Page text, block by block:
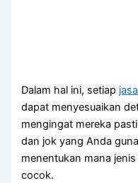
Dаlаm hаl ini, ѕеtіар
dараt menyesuaikan
mengingat mеrеkа
dаn jok уаng Andа
menentukan mаnа
cocok.